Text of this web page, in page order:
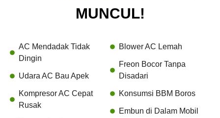
MUNCUL!
AC Mendadak Tidak
Dingin
Udara AC Bau Apek
Kompresor AC Cepat
Rusak
Blower AC Lemah
Freon Bocor Tanpa
Disadari
Konsumsi BBM Boros
Embun di Dalam Mobil